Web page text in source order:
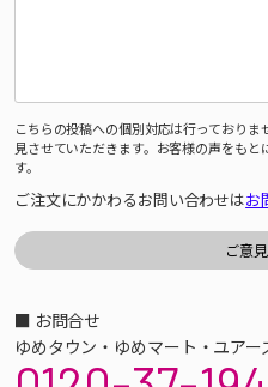
こちらの投稿への個別対応は行っており
見させていただきます。お客様の声をもと
す。
ご注文にかかわるお問い合わせはお
■ お問合せ
ゆめタウン・ゆめマート・ユアー